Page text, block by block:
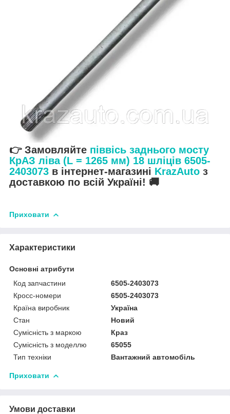
👉 Замовляйте піввісь заднього мосту
КрАЗ ліва (L = 1265 мм) 18 шліців 6505-
2403073 в інтернет-магазині KrazAuto з
доставкою по всій Україні! 🚚
Приховати
Характеристики
Основні атрибути
Код запчастини
6505-2403073
Кросс-номери
6505-2403073
Країна виробник
Україна
Стан
Новий
Сумісність з маркою
Краз
Сумісність з моделлю
65055
Тип техніки
Вантажний автомобіль
Приховати
Умови доставки